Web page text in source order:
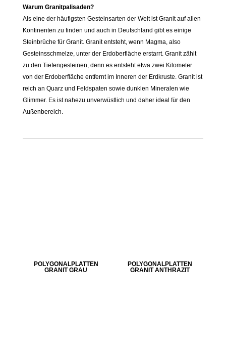
Warum Granitpalisaden?
Als eine der häufigsten Gesteinsarten der Welt ist Granit auf allen
Kontinenten zu finden und auch in Deutschland gibt es einige
Steinbrüche für Granit. Granit entsteht, wenn Magma, also
Gesteinsschmelze, unter der Erdoberfläche erstarrt. Granit zählt
zu den Tiefengesteinen, denn es entsteht etwa zwei Kilometer
von der Erdoberfläche entfernt im Inneren der Erdkruste. Granit ist
reich an Quarz und Feldspaten sowie dunklen Mineralen wie
Glimmer. Es ist nahezu unverwüstlich und daher ideal für den
Außenbereich.
POLYGONALPLATTEN
GRANIT GRAU
POLYGONALPLATTEN
GRANIT ANTHRAZIT